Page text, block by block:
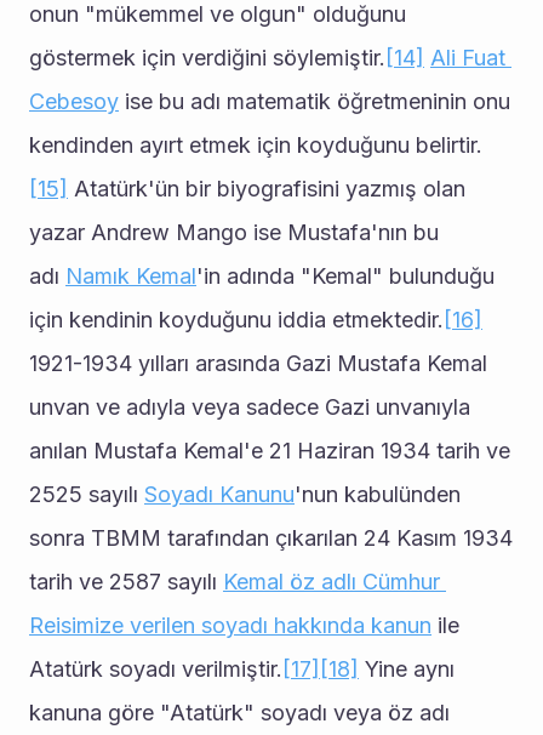
onun "mükemmel ve olgun" olduğunu
göstermek için verdiğini söylemiştir. [14] Ali Fuat
Cebesoy ise bu adı matematik öğretmeninin onu
kendinden ayırt etmek için koyduğunu belirtir.
[15] Atatürk'ün bir biyografisini yazmış olan
yazar Andrew Mango ise Mustafa'nın bu
adı Namık Kemal'in adında "Kemal" bulunduğu
için kendinin koyduğunu iddia etmektedir. [16]
1921-1934 yılları arasında Gazi Mustafa Kemal
unvan ve adıyla veya sadece Gazi unvanıyla
anılan Mustafa Kemal'e 21 Haziran 1934 tarih ve
2525 sayılı Soyadı Kanunu'nun kabulünden
sonra TBMM tarafından çıkarılan 24 Kasım 1934
tarih ve 2587 sayılı Kemal öz adlı Cümhur
Reisimize verilen soyadı hakkında kanun ile
Atatürk soyadı verilmiştir. [17] [18] Yine aynı
kanuna göre "Atatürk" soyadı veya öz adı